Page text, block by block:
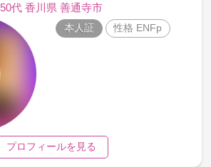
50代 香川県 善通寺市
本人証 性格 ENFp
プロフィールを見る